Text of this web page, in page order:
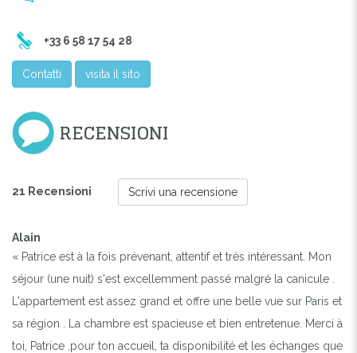
+33 6 58 17 54 28
Contatti visita il sito
RECENSIONI
21 Recensioni Scrivi una recensione
Alain
« Patrice est à la fois prévenant, attentif et très intéressant. Mon
séjour (une nuit) s'est excellemment passé malgré la canicule .
L'appartement est assez grand et offre une belle vue sur Paris et
sa région . La chambre est spacieuse et bien entretenue. Merci à
toi, Patrice ,pour ton accueil, ta disponibilité et les échanges que